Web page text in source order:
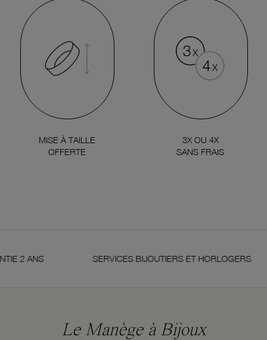
MISE À TAILLE
OFFERTE
3X OU 4X
SANS FRAIS
SERVICES BIJOUTIERS ET HORLOGERS
Le Manège à Bijoux